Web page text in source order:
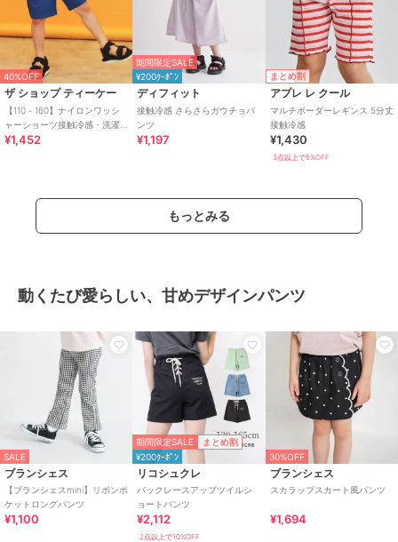
40%OFF
ザ ショップ ティーケー
【110－160】ナイロンワッシ
ャーショーツ接触冷感・洗濯
機OK
¥1,452
期間限定SALE
¥200ｸｰﾎﾟﾝ
ディフィット
接触冷感 さらさらガウチョパ
ンツ
¥1,197
まとめ割
アプレ レ クール
マルチボーダーレギンス 5分丈
接触冷感
¥1,430
3点以上で5%OFF
もっとみる
動くたび愛らしい、甘めデザインパンツ
SALE
ブランシェス
【ブランシェスmini】リボンポ
ケットロングパンツ
¥1,100
期間限定SALE まとめ割
¥200ｸｰﾎﾟﾝ
リコシュクレ
バックレースアップツイルシ
ョートパンツ
¥2,112
2点以上で10%OFF
30%OFF
ブランシェス
スカラップスカート風パンツ
¥1,694